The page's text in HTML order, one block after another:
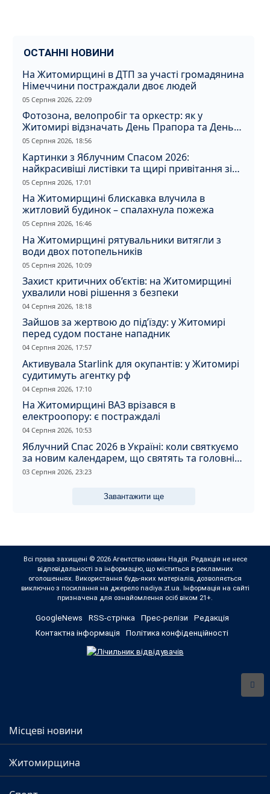
ОСТАННІ НОВИНИ
На Житомирщині в ДТП за участі громадянина
Німеччини постраждали двоє людей
05 Серпня 2026, 22:09
Фотозона, велопробіг та оркестр: як у
Житомирі відзначать День Прапора та День
Незалежності
05 Серпня 2026, 18:56
Картинки з Яблучним Спасом 2026:
найкрасивіші листівки та щирі привітання зі
святом
05 Серпня 2026, 17:01
На Житомирщині блискавка влучила в
житловий будинок – спалахнула пожежа
05 Серпня 2026, 16:46
На Житомирщині рятувальники витягли з
води двох потопельників
05 Серпня 2026, 10:09
Захист критичних об’єктів: на Житомирщині
ухвалили нові рішення з безпеки
04 Серпня 2026, 18:18
Зайшов за жертвою до під’їзду: у Житомирі
перед судом постане нападник
04 Серпня 2026, 17:57
Активувала Starlink для окупантів: у Житомирі
судитимуть агентку рф
04 Серпня 2026, 17:10
На Житомирщині ВАЗ врізався в
електроопору: є постраждалі
04 Серпня 2026, 10:53
Яблучний Спас 2026 в Україні: коли святкуємо
за новим календарем, що святять та головні
прикмети дня
03 Серпня 2026, 23:23
Завантажити ще
Всі права захищені © 2026 Агентство новин Надія. Редакція не несе
відповідальності за інформацію, що міститься в рекламних
оголошеннях. Використання будь-яких матеріалів, дозволяється
виключно з посилання на джерело nadiya.zt.ua. Інформація на сайті
призначена для ознайомлення осіб віком 21+.
GoogleNews RSS-стрічка Прес-релізи
Редакція
Контактна інформація
Політика конфіденційності
Місцеві новини
Житомирщина